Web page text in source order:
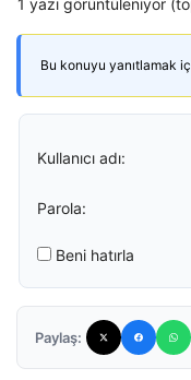
1 yazı görüntüleniyor
Bu konuyu yanıtlamak
Kullanıcı adı:
Parola:
Beni hatırla
Paylaş: